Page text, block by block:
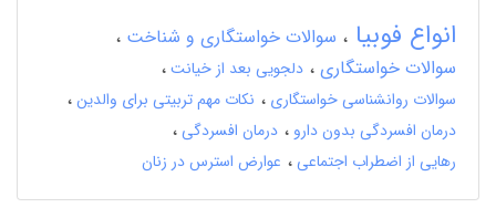
انواع فوبیا
سوالات خواستگاری و شناخت
سوالات خواستگاری
دلجویی بعد از خیانت
سوالات روانشناسی خواستگاری
نکات مهم تربیتی برای والدین
درمان افسردگی بدون دارو
درمان افسردگی
رهایی از اضطراب اجتماعی
عوارض استرس در زنان